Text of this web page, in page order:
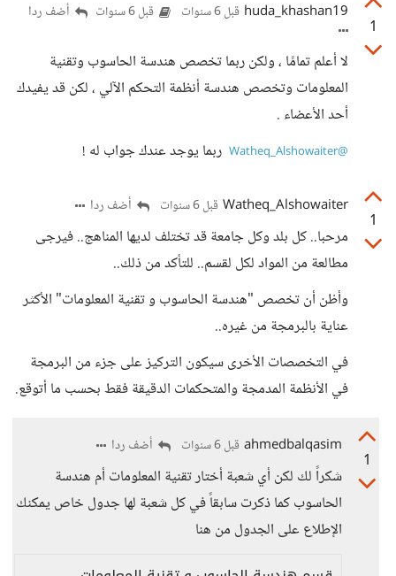
1
huda_khashan19 قبل 6 سنوات قبل 6 سنوات أضف ردا
لا أعلم تمامًا ، ولكن ربما تخصص هندسة الحاسوب وتقنية
المعلومات وتخصص هندسة أنظمة التحكم الآلي ، لكن قد يفيدك
أحد الأعضاء .
@Watheq_Alshowaiter ‍ ربما يوجد عندك جواب له !
1
Watheq_Alshowaiter قبل 6 سنوات أضف ردا
مرحبا.. كل بلد وكل جامعة قد تختلف لديها المناهج.. فيرجى
مطالعة من المواد لكل لقسم.. للتأكد من ذلك..
وأظن أن تخصص "هندسة الحاسوب و تقنية المعلومات" الأكثر
عناية بالبرمجة من غيره..
في التخصصات الأخرى سيكون التركيز على جزء من البرمجة
في الأنظمة المدمجة والمتحكمات الدقيقة فقط بحسب ما أتوقع.
1
ahmedbalqasim قبل 6 سنوات أضف ردا
شكراً لك لكن أي شعبة أختار تقنية المعلومات أم هندسة
الحاسوب كما ذكرت سابقاً في كل شعبة لها جدول خاص يمكنك
الإطلاع على الجدول من هنا